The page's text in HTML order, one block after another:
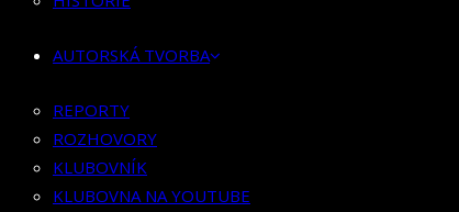
KLUBOVNA NA YOUTUBE
SUPPORTUJEME
PROPOJOVÁNÍ SCÉN
RECENZE
KFN/FESTIVAL
AUTORSKÁ TVORBA
REPORTY
ROZHOVORY
KLUBOVNÍK
KLUBOVNA NA YOUTUBE